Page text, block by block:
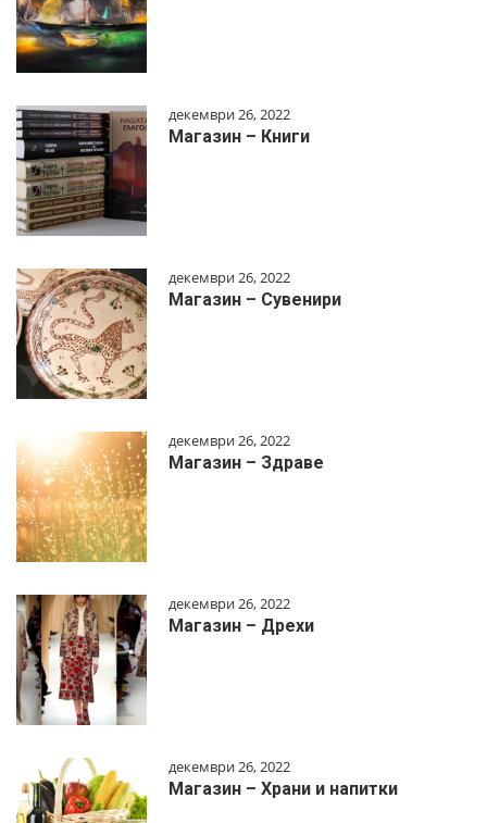
декември 26, 2022
Магазин – Книги
декември 26, 2022
Магазин – Сувенири
декември 26, 2022
Магазин – Здраве
декември 26, 2022
Магазин – Дрехи
декември 26, 2022
Магазин – Храни и напитки